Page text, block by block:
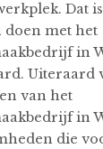
Dat
doen met het
in
Uiteraard
van het
in
die